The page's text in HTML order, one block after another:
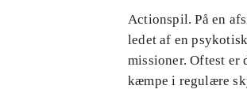
Actionspil. På en
ledet af en
missioner. Oftest er
kæmpe i regulære